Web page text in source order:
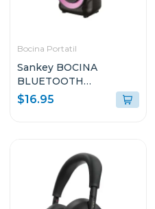
Bocina Portatil
Sankey BOCINA
BLUETOOTH
PORTATIL 10W
4DCD101
$16.95